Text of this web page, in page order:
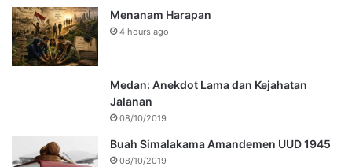
Menanam Harapan
4 hours ago
Medan: Anekdot Lama dan Kejahatan
Jalanan
08/10/2019
Buah Simalakama Amandemen UUD 1945
08/10/2019